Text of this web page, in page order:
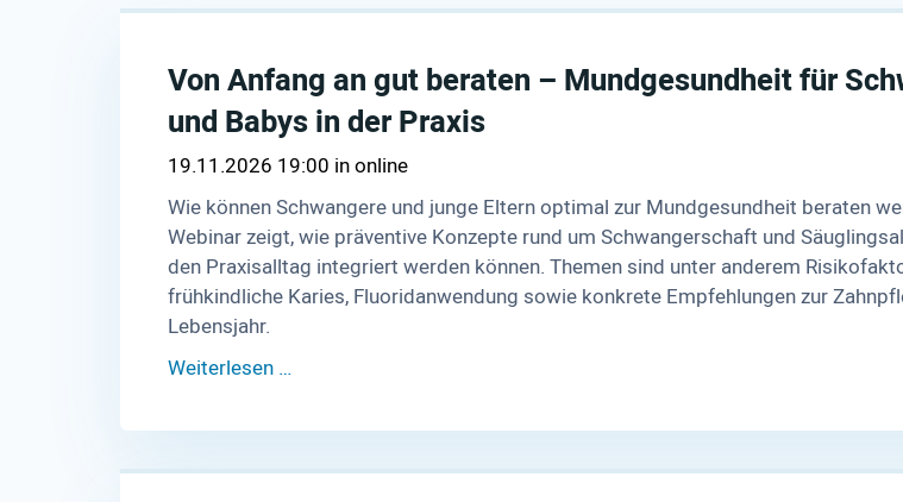
Von Anfang an gut beraten – Mundgesundheit für
und Babys in der Praxis
19.11.2026 19:00
online
Wie können Schwangere und junge Eltern optimal zur Mundgesundheit beraten
Webinar zeigt, wie präventive Konzepte rund um Schwangerschaft und
den Praxisalltag integriert werden können. Themen sind unter anderem
frühkindliche Karies, Fluoridanwendung sowie konkrete Empfehlungen zur
Lebensjahr.
Weiterlesen …